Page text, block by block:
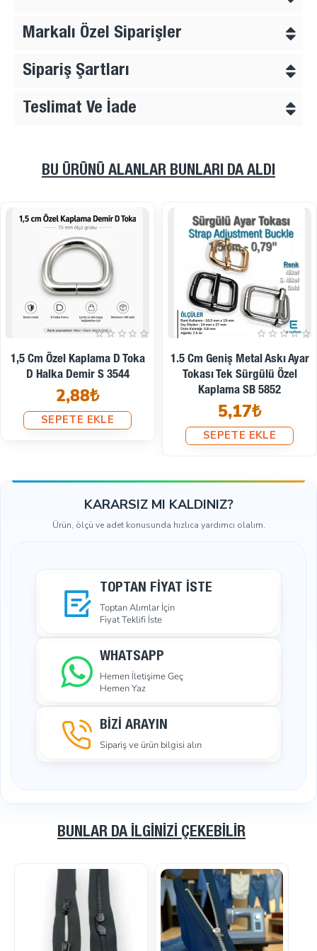
Markalı Özel Siparişler
Sipariş Şartları
Teslimat Ve İade
BU ÜRÜNÜ ALANLAR BUNLARI DA ALDI
1.5 Cm Kare Toka - Çerçeve
Toka Özel Metal Kaplama SB
8799
4,07₺
1.5 Cm Özel Kaplama D Toka
- D Halka Zamak SB 9475
12,67₺
SEPETE EKLE
KARARSIZ MI KALDINIZ?
Ürün, ölçü ve adet konusunda hızlıca yardımcı olalım.
TOPTAN FIYAT İSTE
Toptan Alımlar İçin
Fiyat Teklifi İste
WHATSAPP
Hemen İletişime Geç
Hemen Yaz
BİZİ ARAYIN
Sipariş ve ürün bilgisi alın
BUNLAR DA İLGINIZI ÇEKEBILIR